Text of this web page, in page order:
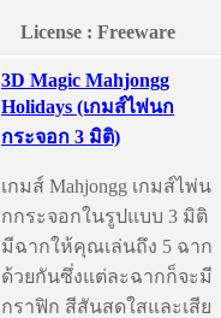
License : Freeware
3D Magic Mahjongg
Holidays (เกมส์ไพ่นก
กระจอก 3 มิติ)
เกมส์ Mahjongg เกมส์ไพ่น
กกระจอกในรูปแบบ 3 มิติ
มีฉากให้คุณเล่นถึง 5 ฉาก
ด้วยกันซึ่งแต่ละฉากก็จะมี
กราฟิก สีสันสดใสและเสีย